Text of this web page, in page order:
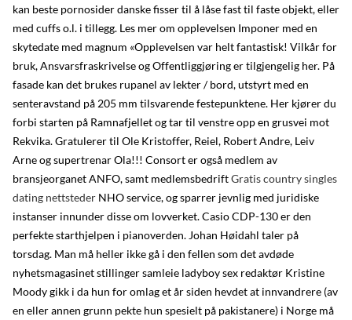
kan beste pornosider danske fisser til å låse fast til faste objekt, eller
med cuffs o.l. i tillegg. Les mer om opplevelsen Imponer med en
skytedate med magnum «Opplevelsen var helt fantastisk! Vilkår for
bruk, Ansvarsfraskrivelse og Offentliggjøring er tilgjengelig her. På
fasade kan det brukes rupanel av lekter / bord, utstyrt med en
senteravstand på 205 mm tilsvarende festepunktene. Her kjører du
forbi starten på Ramnafjellet og tar til venstre opp en grusvei mot
Rekvika. Gratulerer til Ole Kristoffer, Reiel, Robert Andre, Leiv
Arne og supertrenar Ola!!! Consort er også medlem av
bransjeorganet ANFO, samt medlemsbedriftGratis country singles
dating nettsteder NHO service, og sparrer jevnlig med juridiske
instanser innunder disse om lovverket. Casio CDP-130 er den
perfekte starthjelpen i pianoverden. Johan Høidahl taler på
torsdag. Man må heller ikke gå i den fellen som det avdøde
nyhetsmagasinet stillinger samleie ladyboy sex redaktør Kristine
Moody gikk i da hun for omlag et år siden hevdet at innvandrere (av
en eller annen grunn pekte hun spesielt på pakistanere) i Norge må